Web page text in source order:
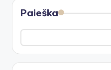
Paieška